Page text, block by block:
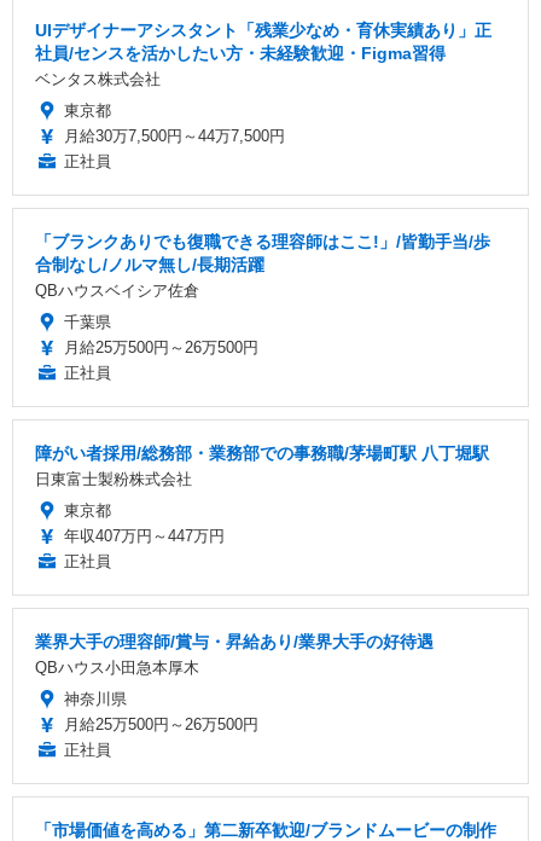
UIデザイナーアシスタント「残業少なめ・育休実績あり」正
社員/センスを活かしたい方・未経験歓迎・Figma習得
ベンタス株式会社
東京都
月給30万7,500円～44万7,500円
正社員
「ブランクありでも復職できる理容師はここ!」/皆勤手当/歩
合制なし/ノルマ無し/長期活躍
QBハウスベイシア佐倉
千葉県
月給25万500円～26万500円
正社員
障がい者採用/総務部・業務部での事務職/茅場町駅 八丁堀駅
日東富士製粉株式会社
東京都
年収407万円～447万円
正社員
業界大手の理容師/賞与・昇給あり/業界大手の好待遇
QBハウス小田急本厚木
神奈川県
月給25万500円～26万500円
正社員
「市場価値を高める」第二新卒歓迎/ブランドムービーの制作